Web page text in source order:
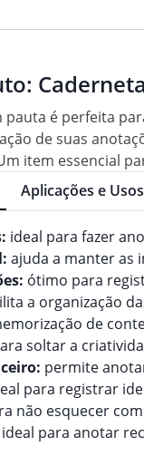
é perfeita
de suas
item essencial
Aplicações e Usos
ideal para fazer
ajuda a manter as
ótimo para
a organização
de
soltar a
permite
para registrar
não esquecer
ideal para anotar